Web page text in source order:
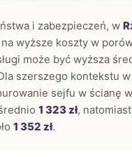
i zabezpieczeń, w
wyższe koszty w
może być wyższa
szerszego kontekstu
sejfu w ścianę w
1 323 zł,
1 352 zł.